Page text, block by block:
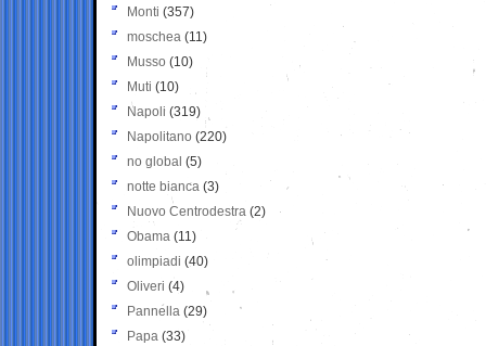
Monti (357)
moschea (11)
Musso (10)
Muti (10)
Napoli (319)
Napolitano (220)
no global (5)
notte bianca (3)
Nuovo Centrodestra (2)
Obama (11)
olimpiadi (40)
Oliveri (4)
Pannella (29)
Papa (33)